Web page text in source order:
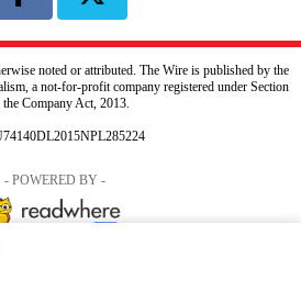
noted or attributed. The Wire is published by the
a not-for-profit company registered under Section
Company Act, 2013.
- POWERED BY -